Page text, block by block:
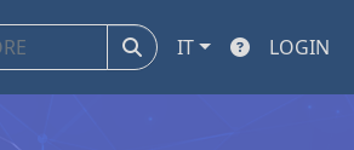
IT LOGIN